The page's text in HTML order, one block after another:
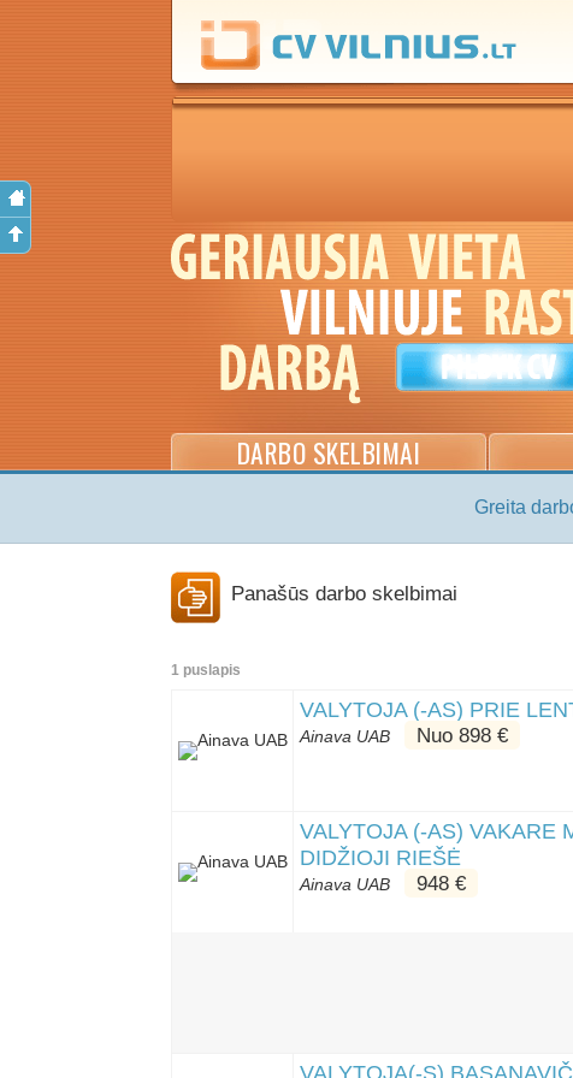
DARBO SKELBIMAI
Greita
Panašūs darbo skelbimai
1 puslapis
VALYTOJA (-AS) PRIE
Ainava UAB Nuo 898 €
VALYTOJA (-AS) VAKARE
DIDŽIOJI RIEŠĖ
Ainava UAB 948 €
VALYTOJA(-S)